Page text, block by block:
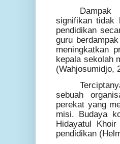
Dampak
signifikan tidak
pendidikan
guru
meningkatkan
kepala sekolah
(Wahjosumidjo,
sebuah
perekat yang
misi. Budaya
Hidayatul
pendidikan